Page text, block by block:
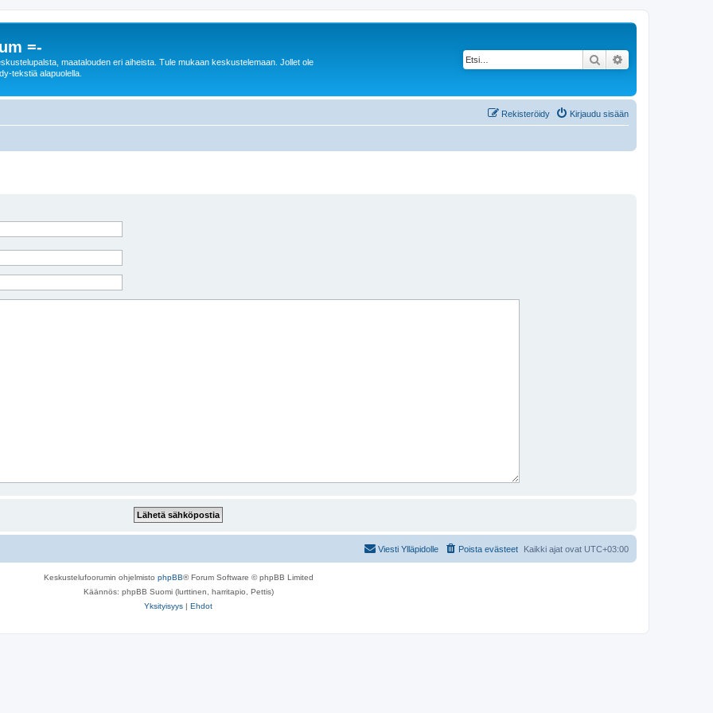
=-
maatalouden eri aiheista. Tule mukaan keskustelemaan. Jollet ole
tekstiä alapuolella.
Etsi
Kirjaudu sisään
Rekisteröidy
Kaikki ajat ovat UTC+03:00
Poista evästeet
Viesti Ylläpidolle
Keskustelufoorumin ohjelmisto phpBB® Forum Software © phpBB Limited
Käännös: phpBB Suomi (lurttinen, harritapio, Pettis)
Yksityisyys | Ehdot